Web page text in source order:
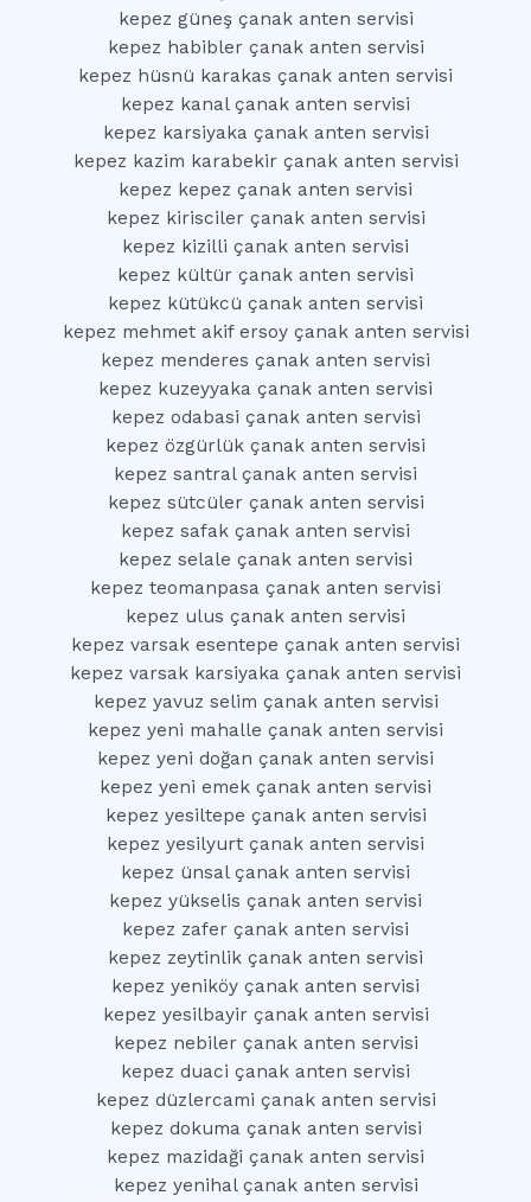
kepez güneş çanak anten servisi
kepez habibler çanak anten servisi
kepez hüsnü karakas çanak anten servisi
kepez kanal çanak anten servisi
kepez karsiyaka çanak anten servisi
kepez kazim karabekir çanak anten servisi
kepez kepez çanak anten servisi
kepez kirisciler çanak anten servisi
kepez kizilli çanak anten servisi
kepez kültür çanak anten servisi
kepez kütükcü çanak anten servisi
kepez mehmet akif ersoy çanak anten servisi
kepez menderes çanak anten servisi
kepez kuzeyyaka çanak anten servisi
kepez odabasi çanak anten servisi
kepez özgürlük çanak anten servisi
kepez santral çanak anten servisi
kepez sütcüler çanak anten servisi
kepez safak çanak anten servisi
kepez selale çanak anten servisi
kepez teomanpasa çanak anten servisi
kepez ulus çanak anten servisi
kepez varsak esentepe çanak anten servisi
kepez varsak karsiyaka çanak anten servisi
kepez yavuz selim çanak anten servisi
kepez yeni mahalle çanak anten servisi
kepez yeni doğan çanak anten servisi
kepez yeni emek çanak anten servisi
kepez yesiltepe çanak anten servisi
kepez yesilyurt çanak anten servisi
kepez ünsal çanak anten servisi
kepez yükselis çanak anten servisi
kepez zafer çanak anten servisi
kepez zeytinlik çanak anten servisi
kepez yeniköy çanak anten servisi
kepez yesilbayir çanak anten servisi
kepez nebiler çanak anten servisi
kepez duaci çanak anten servisi
kepez düzlercami çanak anten servisi
kepez dokuma çanak anten servisi
kepez mazidaği çanak anten servisi
kepez yenihal çanak anten servisi